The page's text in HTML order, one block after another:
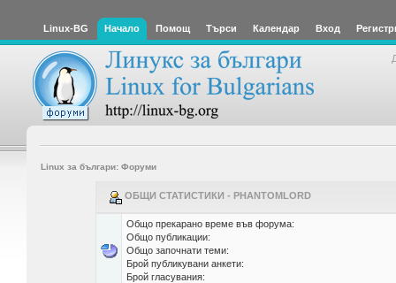
Linux-BG Начало Помощ Търси Календар Вход
Linux за българи: Форуми
ОБЩИ СТАТИСТИКИ - PHANTOMLORD
Общо прекарано време във форума:
Общо публикации:
Общо започнати теми:
Брой публикувани анкети:
Брой гласувания: